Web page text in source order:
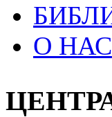
О НАС